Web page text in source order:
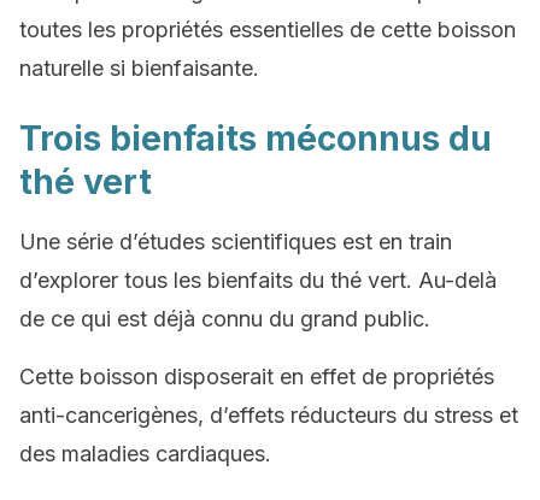
toutes les propriétés essentielles de cette boisson
naturelle si bienfaisante.
Trois bienfaits méconnus du
thé vert
Une série d’études scientifiques est en train
d’explorer tous les bienfaits du thé vert. Au-delà
de ce qui est déjà connu du grand public.
Cette boisson disposerait en effet de propriétés
anti-cancerigènes, d’effets réducteurs du stress et
des maladies cardiaques.